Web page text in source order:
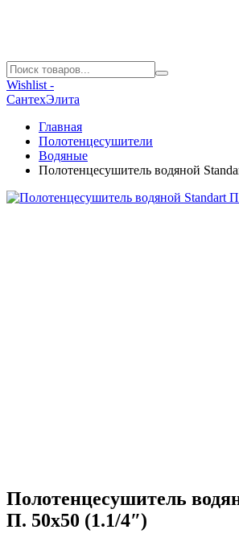
Wishlist -
СантехЭлита
Главная
Полотенцесушители
Водяные
Полотенцесушитель водяной
Полотенцесушитель
П. 50х50 (1.1/4″)